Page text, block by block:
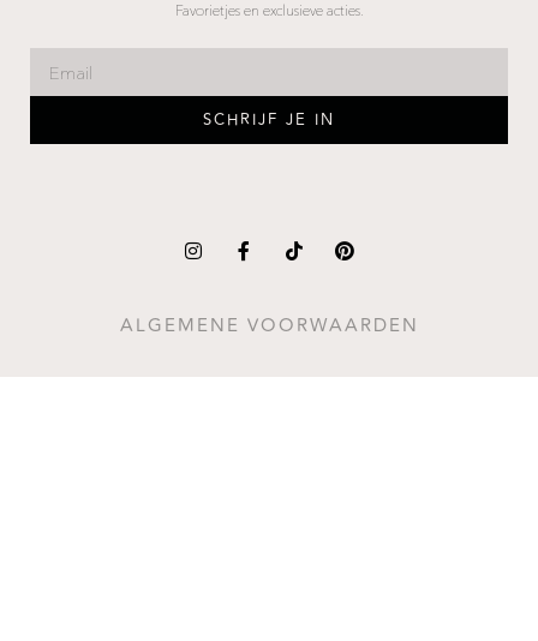
Favorietjes en exclusieve acties.
SCHRIJF JE IN
ALGEMENE VOORWAARDEN